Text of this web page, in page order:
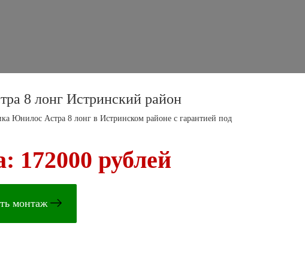
8 лонг Истринский район
Юнилос Астра 8 лонг в Истринском районе с гарантией под
172000 рублей
монтаж